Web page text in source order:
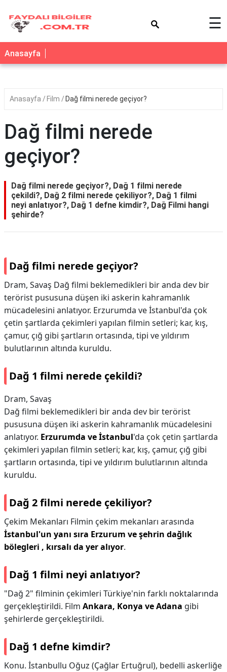
☰
Anasayfa
Anasayfa Film Dağ filmi nerede geçiyor?
Dağ filmi nerede
geçiyor?
Dağ filmi nerede geçiyor?, Dağ 1 filmi nerede
çekildi?, Dağ 2 filmi nerede çekiliyor?, Dağ 1 filmi
neyi anlatıyor?, Dağ 1 defne kimdir?, Dağ Filmi hangi
şehirde?
Dağ filmi nerede geçiyor?
Dram, Savaş Dağ filmi beklemedikleri bir anda dev bir
terörist pususuna düşen iki askerin kahramanlık
mücadelesini anlatıyor. Erzurumda ve İstanbul'da çok
çetin şartlarda çekimleri yapılan filmin setleri; kar, kış,
çamur, çığ gibi şartların ortasında, tipi ve yıldırım
bulutlarının altında kuruldu.
Dağ 1 filmi nerede çekildi?
Dram, Savaş
Dağ filmi beklemedikleri bir anda dev bir terörist
pususuna düşen iki askerin kahramanlık mücadelesini
anlatıyor. Erzurumda ve İstanbul'da çok çetin şartlarda
çekimleri yapılan filmin setleri; kar, kış, çamur, çığ gibi
şartların ortasında, tipi ve yıldırım bulutlarının altında
kuruldu.
Dağ 2 filmi nerede çekiliyor?
Çekim Mekanları Filmin çekim mekanları arasında
İstanbul'un yanı sıra Erzurum ve şehrin dağlık
bölegleri , kırsalı da yer alıyor.
Dağ 1 filmi neyi anlatıyor?
"Dağ 2" filminin çekimleri Türkiye'nin farklı noktalarında
gerçekleştirildi. Film Ankara, Konya ve Adana gibi
şehirlerde gerçekleştirildi.
Dağ 1 defne kimdir?
Konu. İstanbullu Oğuz (Çağlar Ertuğrul), bedelli askerliğe